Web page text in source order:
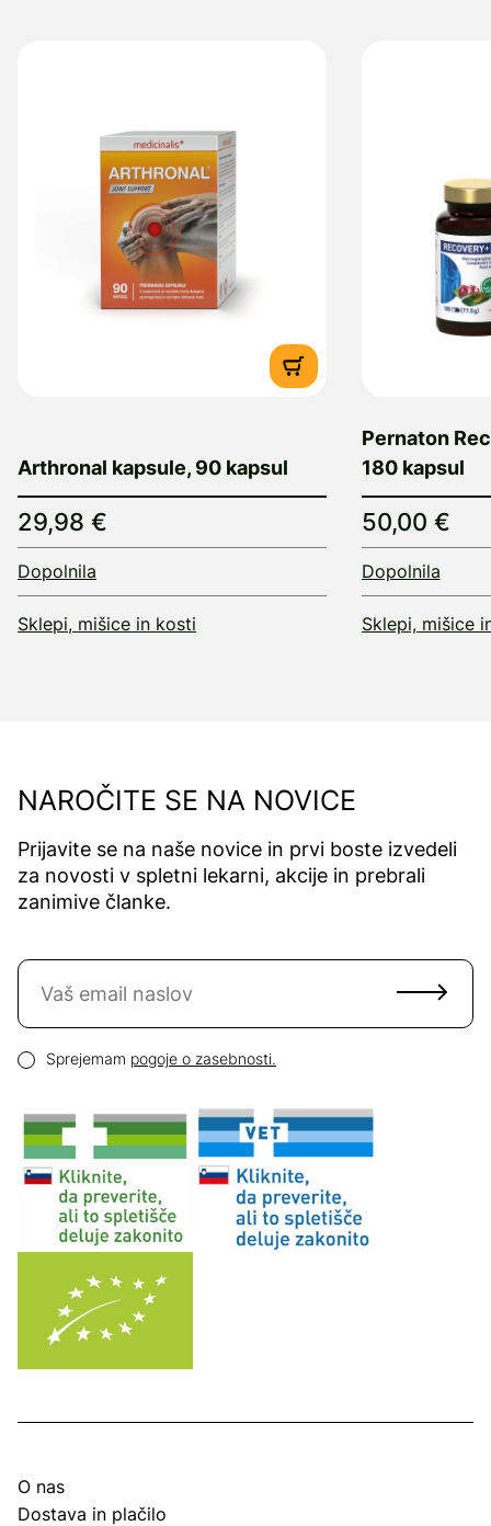
Arthronal kapsule, 90 kapsul
29,98 €
Dopolnila
Sklepi, mišice in kosti
Pernaton
180 kapsul
50,00 €
Dopolnila
Sklepi, mišice
NAROČITE SE NA NOVICE
Prijavite se na naše novice in prvi boste izvedeli
za novosti v spletni lekarni, akcije in prebrali
zanimive članke.
Naročite se na novice
Pogoji zasebnosti
Sprejemam pogoje o zasebnosti.
O nas
Dostava in plačilo